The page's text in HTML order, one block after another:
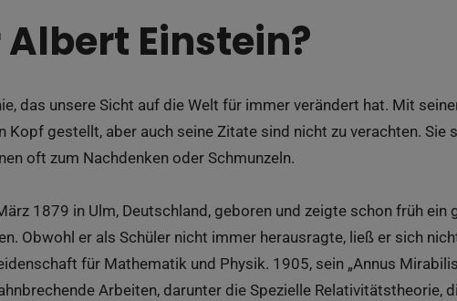
Einstein?
das unsere Sicht auf die Welt für immer verändert hat. Mit
Kopf gestellt, aber auch seine Zitate sind nicht zu verachten. Sie
oft zum Nachdenken oder Schmunzeln.
1879 in Ulm, Deutschland, geboren und zeigte schon früh ein
Obwohl er als Schüler nicht immer herausragte, ließ er sich
für Mathematik und Physik. 1905, sein „Annus
Arbeiten, darunter die Spezielle Relativitätstheorie,